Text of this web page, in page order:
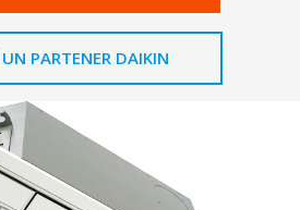
PARTENER DAIKIN